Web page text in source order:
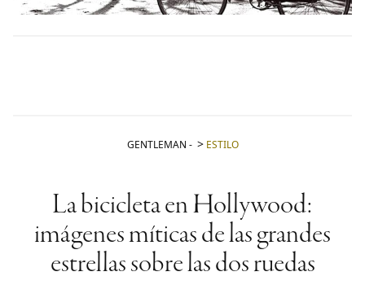
GENTLEMAN - ESTILO
La bicicleta en Hollywood:
imágenes míticas de las grandes
estrellas sobre las dos ruedas